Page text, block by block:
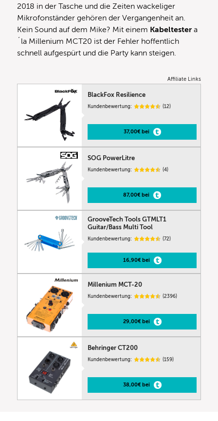
2018 in der Tasche und die Zeiten wackeliger
Mikrofonständer gehören der Vergangenheit an.
Kein Sound auf dem Mike? Mit einem Kabeltester a
´la Millenium MCT20 ist der Fehler hoffentlich
schnell aufgespürt und die Party kann steigen.
Affiliate Links
BlackFox Resilience
Kundenbewertung: (12)
37,00€ bei
SOG PowerLitre
Kundenbewertung: (4)
87,00€ bei
GrooveTech Tools GTMLT1
Guitar/Bass Multi Tool
Kundenbewertung: (72)
16,90€ bei
Millenium MCT-20
Kundenbewertung: (2396)
29,00€ bei
Behringer CT200
Kundenbewertung: (159)
38,00€ bei